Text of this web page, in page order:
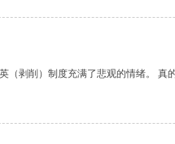
剥削）制度充满了悲观的情绪。 真